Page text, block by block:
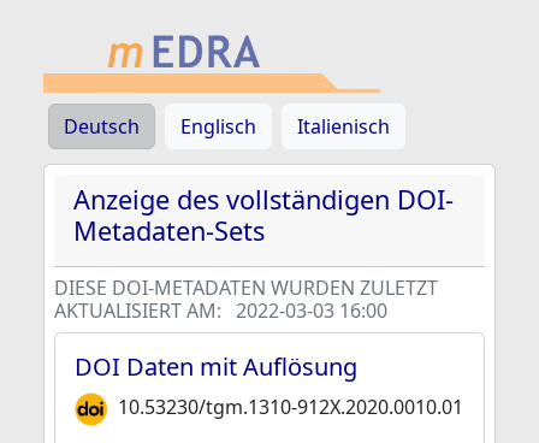
Deutsch Englisch Italienisch
Anzeige des vollständigen DOI-
Metadaten-Sets
DIESE DOI-METADATEN WURDEN ZULETZT
AKTUALISIERT AM: 2022-03-03 16:00
DOI Daten mit Auflösung
10.53230/tgm.1310-912X.2020.0010.01